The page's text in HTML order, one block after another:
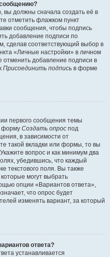
вы должны сначала создать её в
отметить флажком пункт
сообщения, чтобы подпись
добавление подписи по
сделав соответствующий выбор в
«Личные настройки» в личном
добавление подписи в
Присоединить подпись в форме
первого сообщения темы
форму Создать опрос под
в зависимости от
такой вкладки или формы, то вы
вопрос и как минимум два
убедившись, что каждый
текстового поля. Вы также
могут выбрать
опции «Вариантов ответа»,
что опрос будет
изменять вариант, за который
ответа?
устанавливается